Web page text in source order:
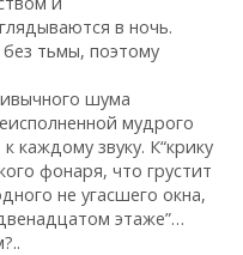
в ночь.
тьмы, поэтому
шума
мудрого
каждому звуку. К“крику
фонаря, что грустит
не угасшего окна,
этаже”…